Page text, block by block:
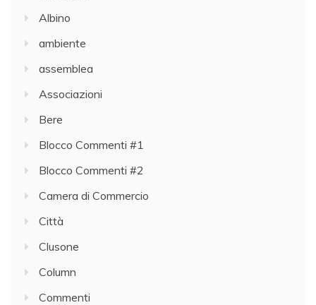
Albino
ambiente
assemblea
Associazioni
Bere
Blocco Commenti #1
Blocco Commenti #2
Camera di Commercio
Città
Clusone
Column
Commenti